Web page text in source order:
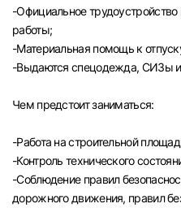
Уфа
-Официальное трудоустройство
работы;
-Материальная помощь к
-Выдаются спецодежда, СИЗы
Чем предстоит заниматься:
-Paбота на строительной
-Контроль технического
-Соблюдение правил
дорожного движения, правил